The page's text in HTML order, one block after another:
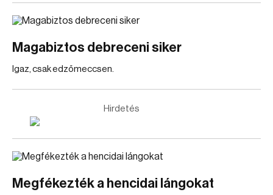
Magabiztos debreceni siker
Igaz, csak edzőmeccsen.
Hirdetés
Megfékezték a hencidai lángokat